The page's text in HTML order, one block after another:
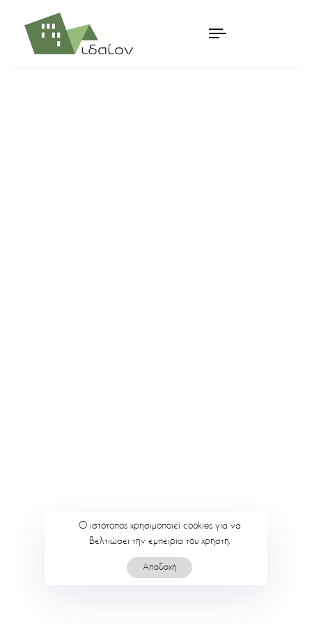
Ο ιστότοπος χρησιμοποιεί cookies για να
βελτιώσει την εμπειρία του χρήστη.
Αποδοχή